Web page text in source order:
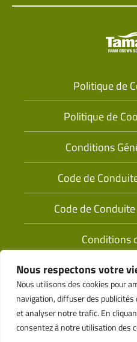
Nous respectons votre
Nous utilisons des cookies pour
navigation, diffuser des
et analyser notre trafic. En
consentez à notre utilisation des
Politique de
Politique de
Conditions
Code de
Code de
Conditions